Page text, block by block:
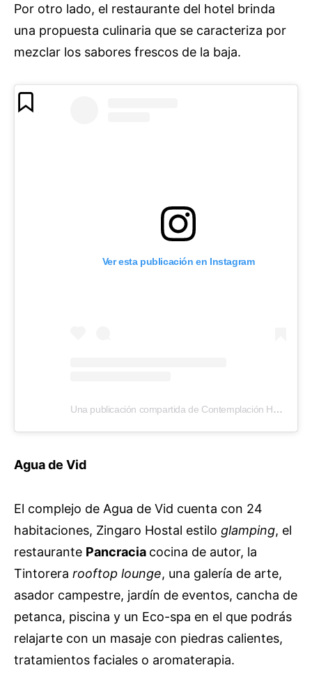
Por otro lado, el restaurante del hotel brinda
una propuesta culinaria que se caracteriza por
mezclar los sabores frescos de la baja.
Ver esta publicación en Instagram
Una publicación compartida de Contemplación Hotel (@contemplacionhotel)
Agua de Vid
El complejo de Agua de Vid cuenta con 24
habitaciones, Zingaro Hostal estilo glamping, el
restaurante Pancracia cocina de autor, la
Tintorera rooftop lounge, una galería de arte,
asador campestre, jardín de eventos, cancha de
petanca, piscina y un Eco-spa en el que podrás
relajarte con un masaje con piedras calientes,
tratamientos faciales o aromaterapia.